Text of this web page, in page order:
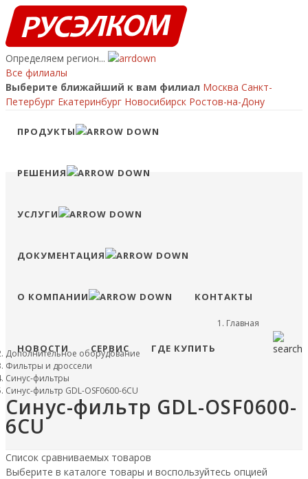
Определяем регион...
Все филиалы
Выберите ближайший к вам филиал Москва Санкт-
Петербург Екатеринбург Новосибирск Ростов-на-Дону
ПЕРЕЙТИ НА САЙТ ФИЛИАЛА ОСТАТЬСЯ НА ЭТОМ САЙТЕ
8 (800) 707-15-56 info@ruselkom.ru
ПРОДУКТЫ
РЕШЕНИЯ
УСЛУГИ
ДОКУМЕНТАЦИЯ
О КОМПАНИИ КОНТАКТЫ
НОВОСТИ СЕРВИС ГДЕ КУПИТЬ
Главная
Дополнительное оборудование
Фильтры и дроссели
Синус-фильтры
Синус-фильтр GDL-OSF0600-6CU
Синус-фильтр GDL-OSF0600-
6CU
Список сравниваемых товаров
Выберите в каталоге товары и воспользуйтесь опцией